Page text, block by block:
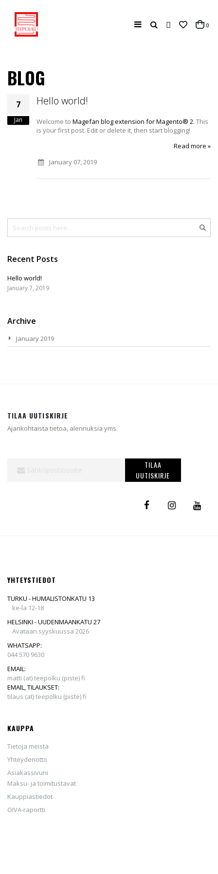
Haku Cart0
BLOG
7
Jan
Hello world!
Welcome to Magefan blog extension for Magento® 2. This
is your first post. Edit or delete it, then start blogging!
Read more »
January 07, 2019
Recent Posts
Hello world!
January 7, 2019
Archive
January 2019
TILAA UUTISKIRJE
Ajankohtaista tietoa, alennuksia yms.
TILAA
UUTISKIRJE
YHTEYSTIEDOT
TURKU - HUMALISTONKATU 13
ke-la 12-18
HELSINKI - UUDENMAANKATU 27
Avataan syyskuussa 2026
WHATSAPP:
044 570 9630
EMAIL:
matti (at) teepolku (piste) fi
EMAIL, TILAUKSET:
tilaus (at) teepolku (piste) fi
KAUPPA
Tietoja meistä
Yhteydenotto
Asiakassivuni
Maksu- ja toimitustavat
Kauppiastiedot
OIVA-raportti